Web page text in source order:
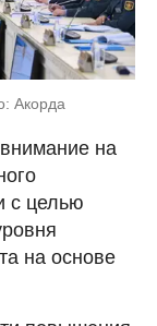
Акорда
на
с целью
на основе